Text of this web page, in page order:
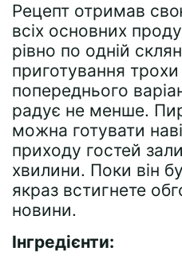
Рецепт отримав
всіх основних
рівно по одній
приготування трохи
попереднього
радує не менше.
можна готувати
приходу гостей
хвилини. Поки він
якраз встигнете
новини.
Інгредієнти: